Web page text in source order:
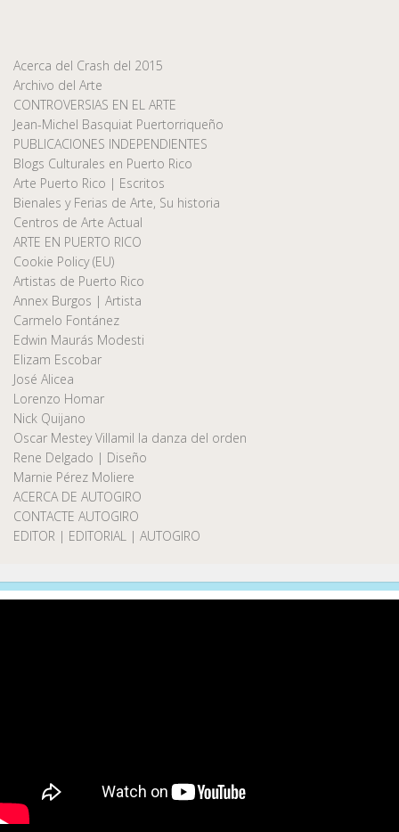
Acerca del Crash del 2015
Archivo del Arte
CONTROVERSIAS EN EL ARTE
Jean-Michel Basquiat Puertorriqueño
PUBLICACIONES INDEPENDIENTES
Blogs Culturales en Puerto Rico
Arte Puerto Rico | Escritos
Bienales y Ferias de Arte, Su historia
Centros de Arte Actual
ARTE EN PUERTO RICO
Cookie Policy (EU)
Artistas de Puerto Rico
Annex Burgos | Artista
Carmelo Fontánez
Edwin Maurás Modesti
Elizam Escobar
José Alicea
Lorenzo Homar
Nick Quijano
Oscar Mestey Villamil la danza del orden
Rene Delgado | Diseño
Marnie Pérez Moliere
ACERCA DE AUTOGIRO
CONTACTE AUTOGIRO
EDITOR | EDITORIAL | AUTOGIRO